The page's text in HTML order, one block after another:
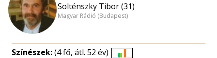
Solténszky Tibor (31)
Magyar Rádió (Budapest)
Színészek:(4 fő, átl. 52 év)